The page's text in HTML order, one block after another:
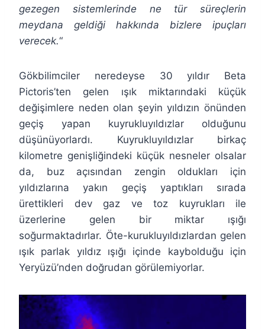
gezegen sistemlerinde ne tür süreçlerin
meydana geldiği hakkında bizlere ipuçları
verecek.“
Gökbilimciler neredeyse 30 yıldır Beta
Pictoris’ten gelen ışık miktarındaki küçük
değişimlere neden olan şeyin yıldızın önünden
geçiş yapan kuyrukluyıldızlar olduğunu
düşünüyorlardı. Kuyrukluyıldızlar birkaç
kilometre genişliğindeki küçük nesneler olsalar
da, buz açısından zengin oldukları için
yıldızlarına yakın geçiş yaptıkları sırada
ürettikleri dev gaz ve toz kuyrukları ile
üzerlerine gelen bir miktar ışığı
soğurmaktadırlar. Öte-kurukluyıldızlardan gelen
ışık parlak yıldız ışığı içinde kaybolduğu için
Yeryüzü’nden doğrudan görülemiyorlar.